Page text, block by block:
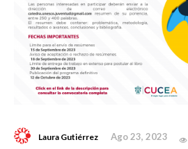
Laura Gutiérrez Ago 23, 2023